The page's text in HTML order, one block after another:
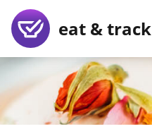
eat & track